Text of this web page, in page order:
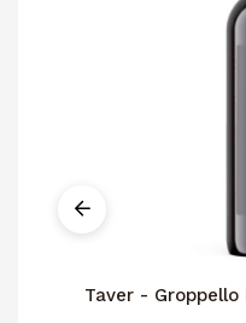
Taver -